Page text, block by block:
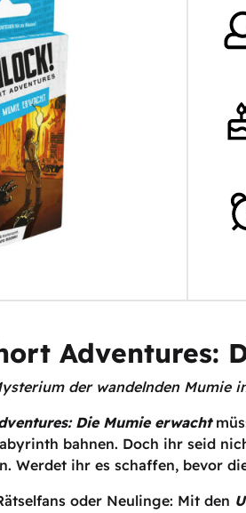
Adventures:
der wandelnden Mumie
Die Mumie erwacht
bahnen. Doch ihr seid
Werdet ihr es schaffen, bevor
oder Neulinge: Mit den